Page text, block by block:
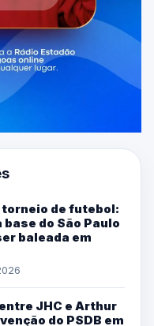
de futebol:
do São Paulo
baleada em
JHC e Arthur
do PSDB em